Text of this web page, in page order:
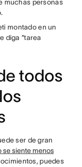
muchas personas
montado en un
diga “tarea
todos
ser de gran
se siente menos
puedes